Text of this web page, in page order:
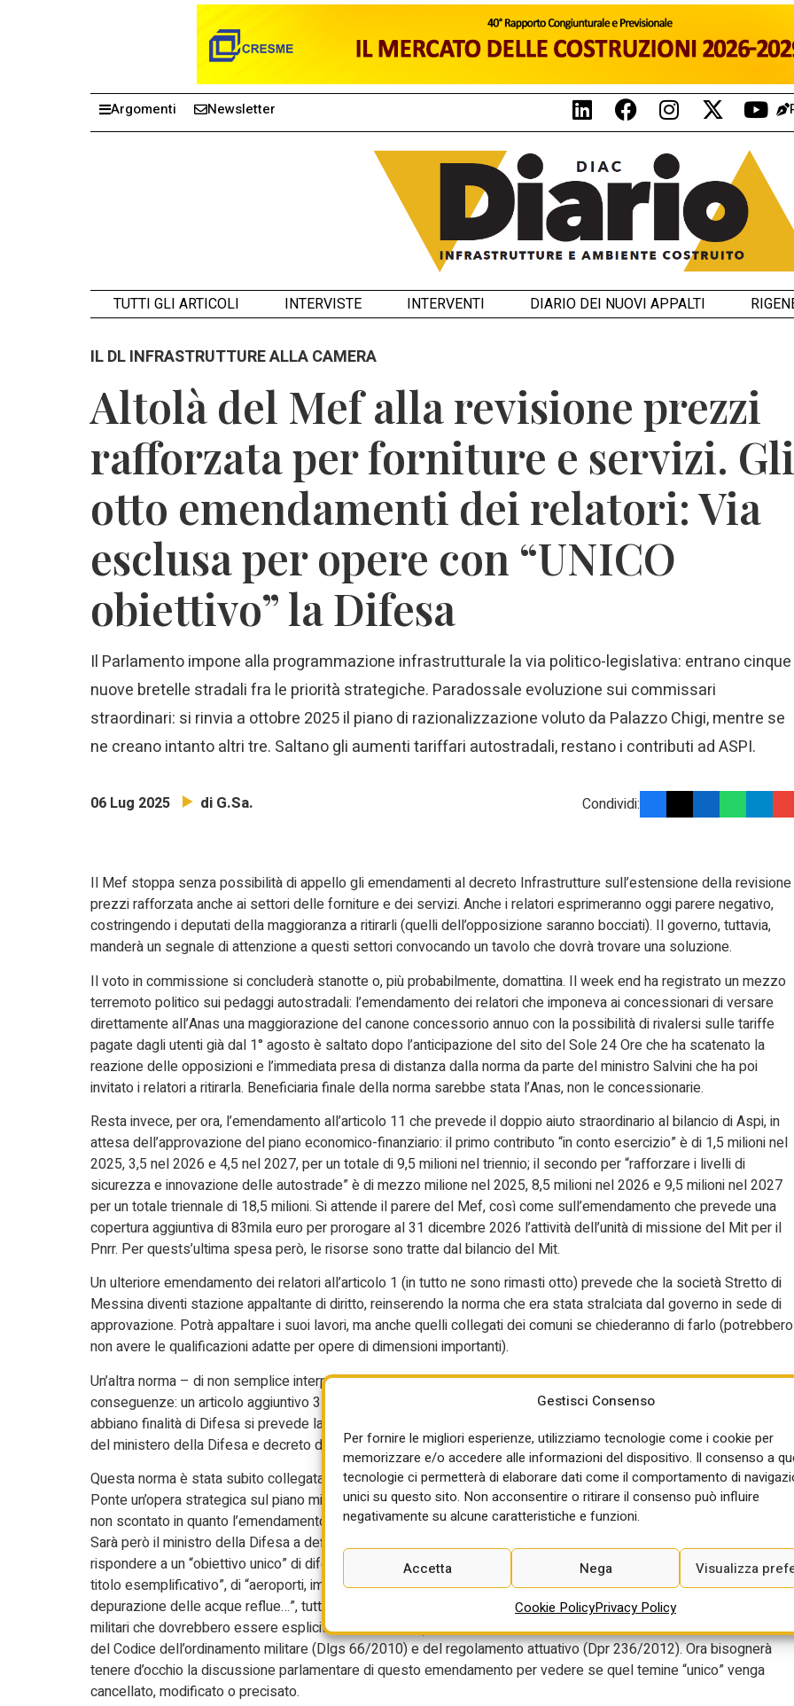
Gestisci Consenso
Per fornire le migliori esperienze, utilizziamo tecnologie come i cookie per
memorizzare e/o accedere alle informazioni del dispositivo. Il consenso a
tecnologie ci permetterà di elaborare dati come il comportamento di
unici su questo sito. Non acconsentire o ritirare il consenso può influire
negativamente su alcune caratteristiche e funzioni.
Accetta Nega Visualizza
Cookie PolicyPrivacy Policy
Argomenti Newsletter
TUTTI GLI ARTICOLI INTERVISTE INTERVENTI DIARIO DEI NUOVI APPALTI
IL DL INFRASTRUTTURE ALLA CAMERA
Altolà del Mef alla revisione prezzi
rafforzata per forniture e servizi. Gli
otto emendamenti dei relatori: Via
esclusa per opere con “UNICO
obiettivo” la Difesa
Il Parlamento impone alla programmazione infrastrutturale la via politico-legislativa: entrano cinque
nuove bretelle stradali fra le priorità strategiche. Paradossale evoluzione sui commissari
straordinari: si rinvia a ottobre 2025 il piano di razionalizzazione voluto da Palazzo Chigi, mentre se
ne creano intanto altri tre. Saltano gli aumenti tariffari autostradali, restano i contributi ad ASPI.
06 Lug 2025 di G.Sa. Condividi:
Il Mef stoppa senza possibilità di appello gli emendamenti al decreto Infrastrutture sull’estensione della revisione
prezzi rafforzata anche ai settori delle forniture e dei servizi. Anche i relatori esprimeranno oggi parere negativo,
costringendo i deputati della maggioranza a ritirarli (quelli dell’opposizione saranno bocciati). Il governo, tuttavia,
manderà un segnale di attenzione a questi settori convocando un tavolo che dovrà trovare una soluzione.
Il voto in commissione si concluderà stanotte o, più probabilmente, domattina. Il week end ha registrato un mezzo
terremoto politico sui pedaggi autostradali: l’emendamento dei relatori che imponeva ai concessionari di versare
direttamente all’Anas una maggiorazione del canone concessorio annuo con la possibilità di rivalersi sulle tariffe
pagate dagli utenti già dal 1° agosto è saltato dopo l’anticipazione del sito del Sole 24 Ore che ha scatenato la
reazione delle opposizioni e l’immediata presa di distanza dalla norma da parte del ministro Salvini che ha poi
invitato i relatori a ritirarla. Beneficiaria finale della norma sarebbe stata l’Anas, non le concessionarie.
Resta invece, per ora, l’emendamento all’articolo 11 che prevede il doppio aiuto straordinario al bilancio di Aspi, in
attesa dell’approvazione del piano economico-finanziario: il primo contributo “in conto esercizio” è di 1,5 milioni nel
2025, 3,5 nel 2026 e 4,5 nel 2027, per un totale di 9,5 milioni nel triennio; il secondo per “rafforzare i livelli di
sicurezza e innovazione delle autostrade” è di mezzo milione nel 2025, 8,5 milioni nel 2026 e 9,5 milioni nel 2027
per un totale triennale di 18,5 milioni. Si attende il parere del Mef, così come sull’emendamento che prevede una
copertura aggiuntiva di 83mila euro per prorogare al 31 dicembre 2026 l’attività dell’unità di missione del Mit per il
Pnrr. Per quests’ultima spesa però, le risorse sono tratte dal bilancio del Mit.
Un ulteriore emendamento dei relatori all’articolo 1 (in tutto ne sono rimasti otto) prevede che la società Stretto di
Messina diventi stazione appaltante di diritto, reinserendo la norma che era stata stralciata dal governo in sede di
approvazione. Potrà appaltare i suoi lavori, ma anche quelli collegati dei comuni se chiederanno di farlo (potrebbero
non avere le qualificazioni adatte per opere di dimensioni importanti).
Un’altra norma – di non semplice interpretazione – sfiora il Ponte sullo Stretto, ma per ora sembrerebbe senza
conseguenze: un articolo aggiuntivo 3-bis proposto dai relatori dispone che per i progetti o “parti di progetto” che
abbiano finalità di Difesa si prevede la possibilità di escluderle dalla Valutazione di impatto ambientale, su
del ministero della Difesa e decreto dei ministeri dell’Ambiente e della Cultura entro 30 giorni dalla “richiesta”.
Questa norma è stata subito collegata alle indiscrezioni dei giorni scorsi secondo cui la Nato considererebbe il
Ponte un’opera strategica sul piano militare. Il collegamento alla norma presentata venerdì è, però, per il momento,
non scontato in quanto l’emendamento riguarda le opere che abbiano come “unico obiettivo” quello della Difesa.
Sarà però il ministro della Difesa a definire quali siano queste opere e – nonostante la previsione che debbano
rispondere a un “obiettivo unico” di difesa – la relazione di accompagnamento all’emendamento dei relatori parla, “a
titolo esemplificativo”, di “aeroporti, impianti nucleari, ferrovie, strade, impianti di smaltimento dei rifiuti, di
depurazione delle acque reflue…”, tutte infrastrutture che sembrano destinate anche a un uso civile (salvo riserve
militari che dovrebbero essere esplicitamente indicate). La normativa rimanda agli elenchi previsti dall’articolo 233
del Codice dell’ordinamento militare (Dlgs 66/2010) e del regolamento attuativo (Dpr 236/2012). Ora bisognerà
tenere d’occhio la discussione parlamentare di questo emendamento per vedere se quel temine “unico” venga
cancellato, modificato o precisato.